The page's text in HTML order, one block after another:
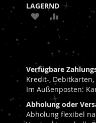
LAGERND
ZUR
WUNSCHLISTE
HINZUFÜGEN
Verfügbare
Kredit-, Debitkarten,
Im Außenposten:
Abholung oder
Abholung flexibel